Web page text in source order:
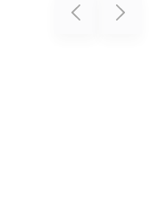
Previous Next